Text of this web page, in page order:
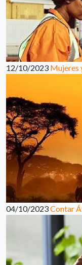
12/10/2023 Mujeres
04/10/2023Contar